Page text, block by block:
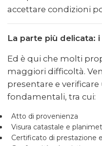
accettare condizioni
La parte più delicata:
Ed è qui che molti
maggiori difficoltà.
presentare e
fondamentali, tra cui:
Atto di provenienza
Visura catastale e
Certificato di prestazione